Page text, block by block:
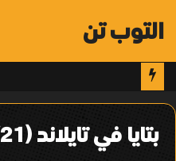
التوب تن
بتايا في تايلاند (19/21)